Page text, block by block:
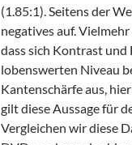
(1.85:1). Seitens der
negatives auf.
dass sich Kontrast und
lobenswerten Niveau
Kantenschärfe aus,
gilt diese Aussage für
Vergleichen wir diese